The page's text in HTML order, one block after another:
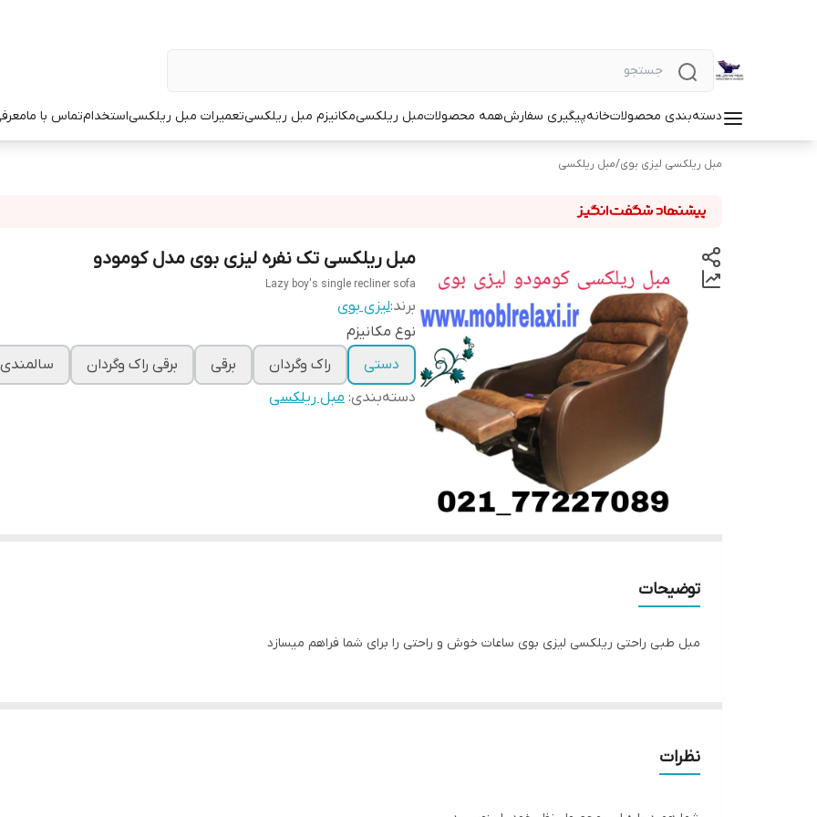
دسته‌بندی محصولاتخانهپیگیری سفارشهمه محصولاتمبل ریلکسیمکانیزم مبل ریلکسیتعمیرات مبل ریلکسیاستخدامتماس با ما
مبل ریلکسی لیزی بوی/مبل ریلکسی
مبل ریلکسی تک نفره لیزی بوی مدل کومودو
Lazy boy's single recliner sofa
برند:لیزی بوی
نوع مکانیزم
دستی
راک وگردان برقی برقی راک وگردان
سالمندی
دسته‌بندی: مبل ریلکسی
توضیحات
مبل طبی راحتی ریلکسی لیزی بوی ساعات خوش و راحتی را برای شما فراهم میسازد
نظرات